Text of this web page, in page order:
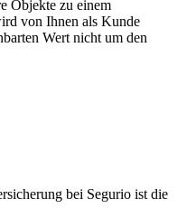
Objekte zu einem
von Ihnen als Kunde
Wert nicht um den
bei Segurio ist die